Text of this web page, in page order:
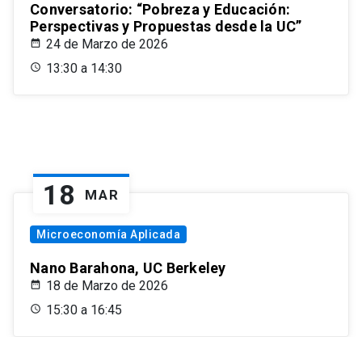
Conversatorio: “Pobreza y Educación:
Perspectivas y Propuestas desde la UC”
24 de Marzo de 2026
13:30 a 14:30
18 MAR
Microeconomía Aplicada
Nano Barahona, UC Berkeley
18 de Marzo de 2026
15:30 a 16:45